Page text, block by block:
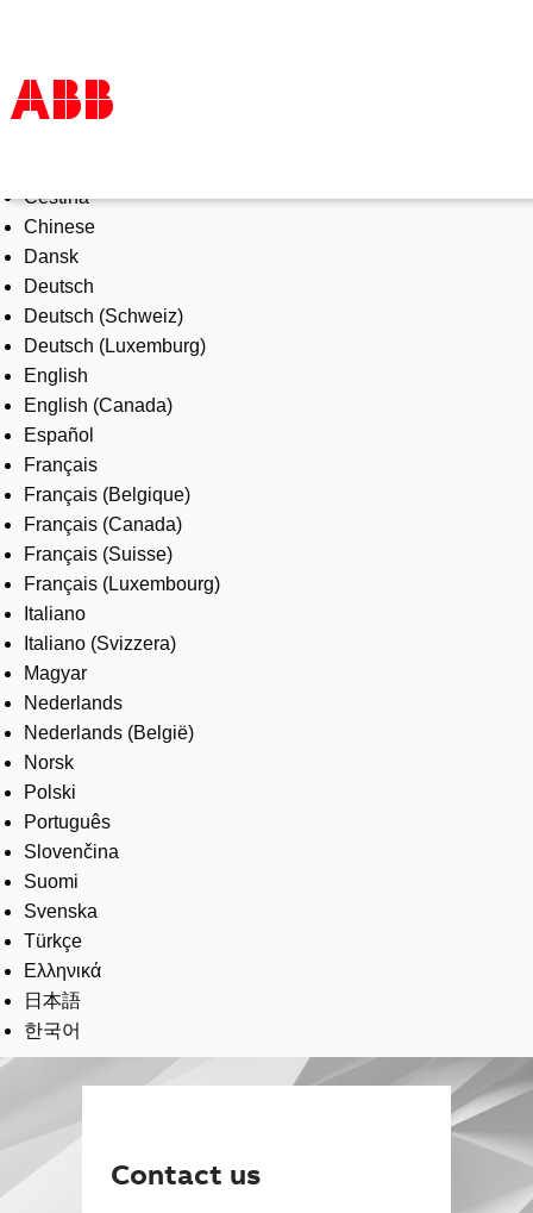
Products & Solutions
Industries
Services
About us
Where to buy
Contact us
Careers
Čeština
Chinese
Dansk
Deutsch
Deutsch (Schweiz)
Deutsch (Luxemburg)
English
English (Canada)
Español
Français
Français (Belgique)
Français (Canada)
Français (Suisse)
Français (Luxembourg)
Italiano
Italiano (Svizzera)
Magyar
Nederlands
Nederlands (België)
Norsk
Polski
Português
Slovenčina
Suomi
Svenska
Türkçe
Ελληνικά
日本語
한국어
Contact us